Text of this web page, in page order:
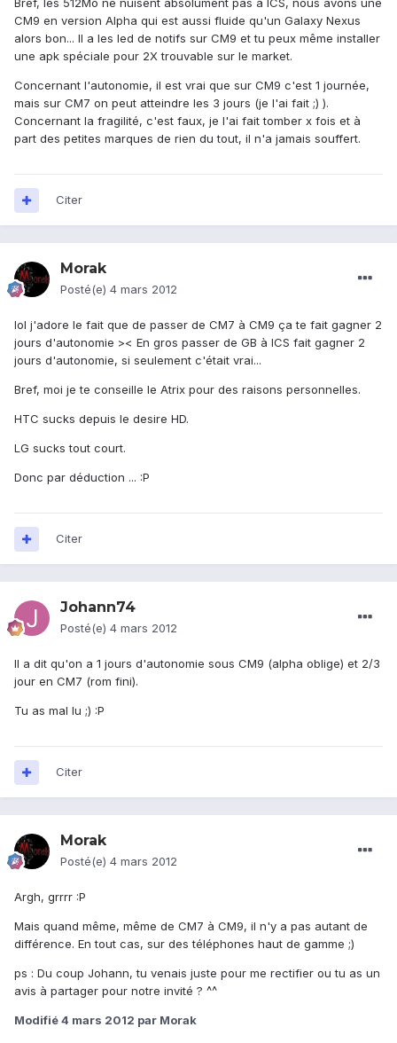
Bref, les 512Mo ne nuisent absolument pas à ICS, nous avons une
CM9 en version Alpha qui est aussi fluide qu'un Galaxy Nexus
alors bon... Il a les led de notifs sur CM9 et tu peux même installer
une apk spéciale pour 2X trouvable sur le market.
Concernant l'autonomie, il est vrai que sur CM9 c'est 1 journée,
mais sur CM7 on peut atteindre les 3 jours (je l'ai fait ;) ).
Concernant la fragilité, c'est faux, je l'ai fait tomber x fois et à
part des petites marques de rien du tout, il n'a jamais souffert.
Citer
Morak
Posté(e) 4 mars 2012
lol j'adore le fait que de passer de CM7 à CM9 ça te fait gagner 2
jours d'autonomie >< En gros passer de GB à ICS fait gagner 2
jours d'autonomie, si seulement c'était vrai...
Bref, moi je te conseille le Atrix pour des raisons personnelles.
HTC sucks depuis le desire HD.
LG sucks tout court.
Donc par déduction ... :P
Citer
Johann74
Posté(e) 4 mars 2012
Il a dit qu'on a 1 jours d'autonomie sous CM9 (alpha oblige) et 2/3
jour en CM7 (rom fini).
Tu as mal lu ;) :P
Citer
Morak
Posté(e) 4 mars 2012
Argh, grrrr :P
Mais quand même, même de CM7 à CM9, il n'y a pas autant de
différence. En tout cas, sur des téléphones haut de gamme ;)
ps : Du coup Johann, tu venais juste pour me rectifier ou tu as un
avis à partager pour notre invité ? ^^
Modifié4 mars 2012 par Morak